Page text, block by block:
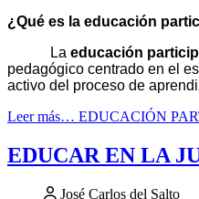
¿Qué es la educación
Laeducación
pedagógico centrado en el
activo del proceso de
Leer más… EDUCACIÓN
EDUCAR EN LA
José Carlos del Salto